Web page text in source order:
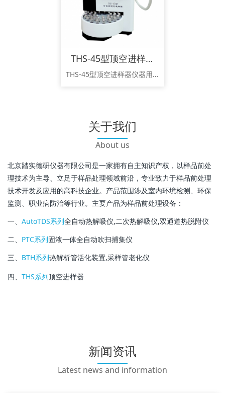
THS-45型顶空进样器
THS-45型顶空进样器仪器用途：THS-45型顶空进样器是一款具有45位进样系统的全自动顶空进样器。广泛应用于医疗卫生，环保，石油化工，食品行业，制药等领域。该仪器符合《HJ 736-2015土壤和沉积物挥发性卤代烃的测定 顶空气相色谱-质谱法》、《HJ 741-2015 土壤和沉积物 挥发性有机物的测定 顶空/气相色谱法》、《GA/T 842-2019 血液酒精含量的检验方法》、《HJ 1
关于我们
About us
北京踏实德研仪器有限公司是一家拥有自主知识产权，以样品前处
理技术为主导、立足于样品处理领域前沿，专业致力于样品前处理
技术开发及应用的高科技企业。产品范围涉及室内环境检测、环保
监测、职业病防治等行业。主要产品为样品前处理设备：
一、 AutoTDS系列全自动热解吸仪,二次热解吸仪,双通道热脱附仪
二、 PTC系列固液一体全自动吹扫捕集仪
三、 BTH系列热解析管活化装置,采样管老化仪
四、 THS系列顶空进样器
新闻资讯
Latest news and information